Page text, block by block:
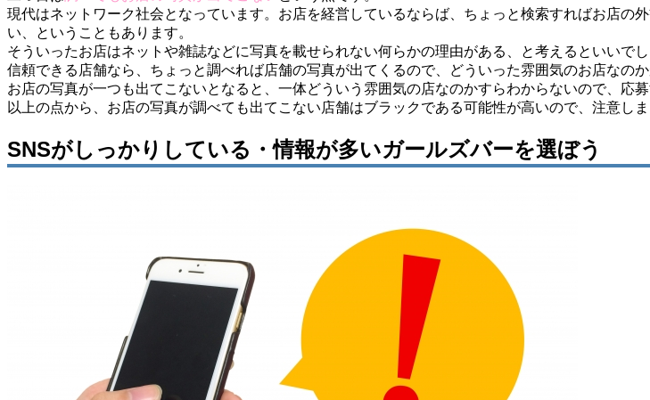
現代はネットワーク社会となっています。お店を経営しているならば、ちょっと検索すればお店
い、ということもあります。
そういったお店はネットや雑誌などに写真を載せられない何らかの理由がある、と考えるといいで
信頼できる店舗なら、ちょっと調べれば店舗の写真が出てくるので、どういった雰囲気のお店なの
お店の写真が一つも出てこないとなると、一体どういう雰囲気の店なのかすらわからないので、応
以上の点から、お店の写真が調べても出てこない店舗はブラックである可能性が高いので、注意しま
SNSがしっかりしている・情報が多いガールズバーを選ぼう